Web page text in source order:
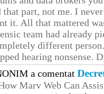
that part, not me. I
it. All that mattered
team had already
different
hearing nonsense.
a comentat
Marv Web Can